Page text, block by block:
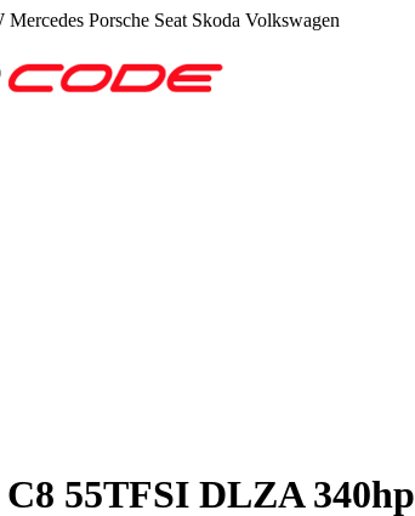
Porsche Seat Skoda Volkswagen
55TFSI DLZA 340hp